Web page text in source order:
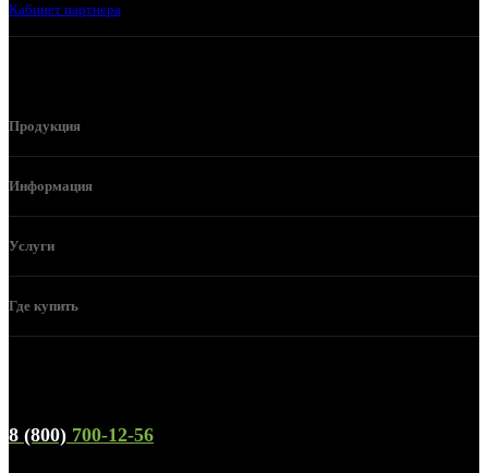
Кабинет партнера
Продукция
Информация
Услуги
Где купить
8 (800) 700-12-56